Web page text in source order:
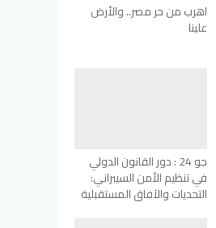
اهرب من حر مصر.. والأرض
علينا
جو 24 : دور القانون الدولي
في تنظيم الأمن السيبراني:
التحديات والآفاق المستقبلية